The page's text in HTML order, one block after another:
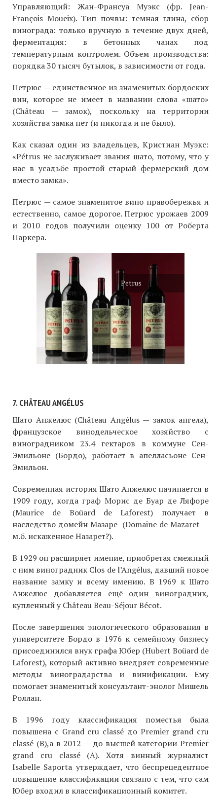
Управляющий: Жан-Франсуа Муэкс (фр. Jean-
François Moueix). Тип почвы: темная глина, сбор
винограда: только вручную в течение двух дней,
ферментация: в бетонных чанах под
температурным контролем. Объем производства:
порядка 30 тысяч бутылок, в зависимости от года.
Петрюс — единственное из знаменитых бордоских
вин, которое не имеет в названии слова «шато»
(Château — замок), поскольку на территории
хозяйства замка нет (и никогда и не было).
Как сказал один из владельцев, Кристиан Муэкс:
«Pétrus не заслуживает звания шато, потому, что у
нас в усадьбе простой старый фермерский дом
вместо замка».
Петрюс — самое знаменитое вино правобережья и
естественно, самое дорогое. Петрюс урожаев 2009
и 2010 годов получили оценку 100 от Роберта
Паркера.
Petrus
7. CHÂTEAU ANGÉLUS
Шато Анжелюс (Château Angélus — замок ангела),
французское винодельческое хозяйство с
виноградником 23.4 гектаров в коммуне Сен-
Эмильоне (Бордо), работает в апелласьоне Сен-
Эмильон.
Современная история Шато Анжелюс начинается в
1909 году, когда граф Морис де Буар де Ляфоре
(Maurice de Boüard de Laforest) получает в
наследство домейн Мазаре (Domaine de Mazaret —
м.б. искаженное Назарет?).
В 1929 он расширяет имение, приобретая смежный
с ним виноградник Clos de l’Angélus, давший новое
название замку и всему имению. В 1969 к Шато
Анжелюс добавляется ещё один виноградник,
купленный у Château Beau-Séjour Bécot.
После завершения энологического образования в
университете Бордо в 1976 к семейному бизнесу
присоединился внук графа Юбер (Hubert Boüard de
Laforest), который активно внедряет современные
методы виноградарства и винификации. Ему
помогает знаменитый консультант-энолог Мишель
Роллан.
В 1996 году классификация поместья была
повышена с Grand cru classé до Premier grand cru
classé (B),а в 2012 — до высшей категории Premier
grand cru classé (А). Хотя винный журналист
Isabelle Saporta утверждает, что беспрецедентное
повышение классификации связано с тем, что сам
Юбер входил в классификационный комитет.